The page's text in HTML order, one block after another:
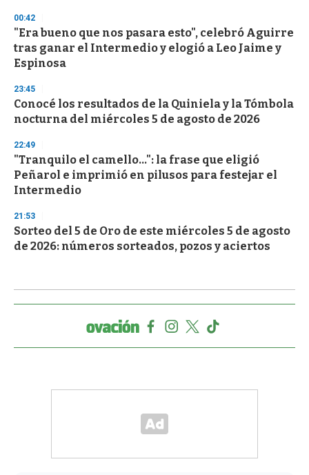
00:42
"Era bueno que nos pasara esto", celebró Aguirre
tras ganar el Intermedio y elogió a Leo Jaime y
Espinosa
23:45
Conocé los resultados de la Quiniela y la Tómbola
nocturna del miércoles 5 de agosto de 2026
22:49
"Tranquilo el camello...": la frase que eligió
Peñarol e imprimió en pilusos para festejar el
Intermedio
21:53
Sorteo del 5 de Oro de este miércoles 5 de agosto
de 2026: números sorteados, pozos y aciertos